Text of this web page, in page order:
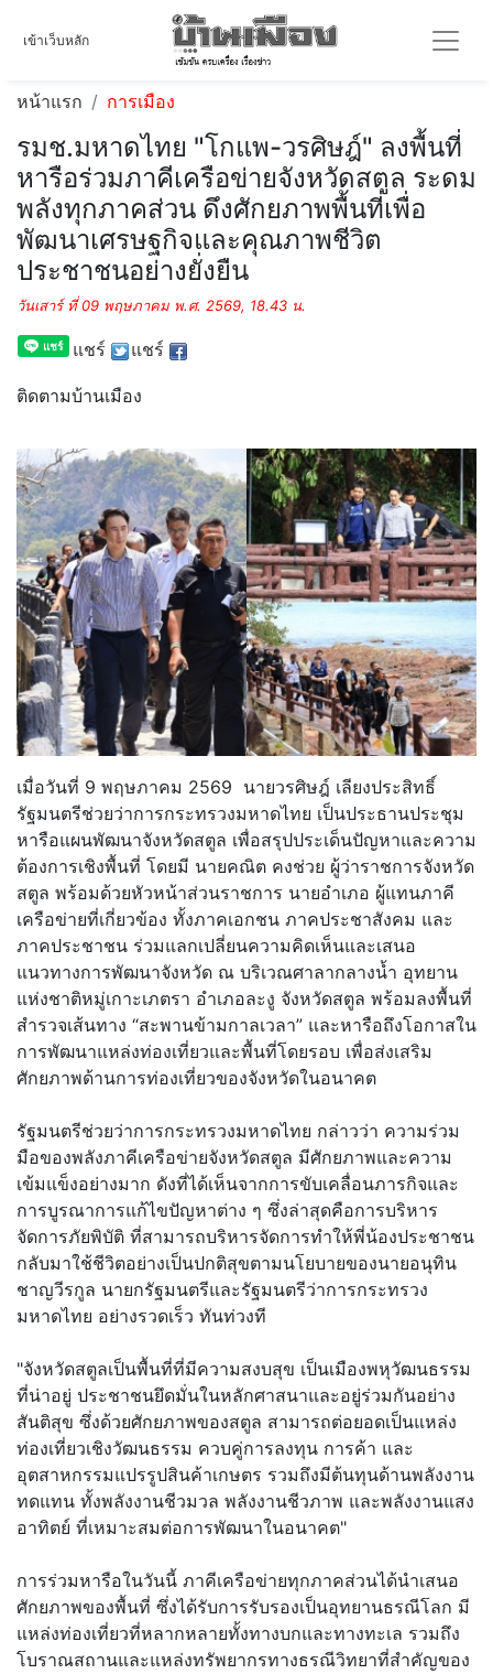
เข้าเว็บหลัก
หน้าแรก การเมือง
รมช.มหาดไทย "โกแพ-วรศิษฎ์" ลงพื้นที่
หารือร่วมภาคีเครือข่ายจังหวัดสตูล ระดม
พลังทุกภาคส่วน ดึงศักยภาพพื้นที่เพื่อ
พัฒนาเศรษฐกิจและคุณภาพชีวิต
ประชาชนอย่างยั่งยืน
วันเสาร์ ที่ 09 พฤษภาคม พ.ศ. 2569, 18.43 น.
แชร์ แชร์
ติดตามบ้านเมือง
เมื่อวันที่ 9 พฤษภาคม 2569 นายวรศิษฎ์ เลียงประสิทธิ์
รัฐมนตรีช่วยว่าการกระทรวงมหาดไทย เป็นประธานประชุม
หารือแผนพัฒนาจังหวัดสตูล เพื่อสรุปประเด็นปัญหาและความ
ต้องการเชิงพื้นที่ โดยมี นายคณิต คงช่วย ผู้ว่าราชการจังหวัด
สตูล พร้อมด้วยหัวหน้าส่วนราชการ นายอำเภอ ผู้แทนภาคี
เครือข่ายที่เกี่ยวข้อง ทั้งภาคเอกชน ภาคประชาสังคม และ
ภาคประชาชน ร่วมแลกเปลี่ยนความคิดเห็นและเสนอ
แนวทางการพัฒนาจังหวัด ณ บริเวณศาลากลางน้ำ อุทยาน
แห่งชาติหมู่เกาะเภตรา อำเภอละงู จังหวัดสตูล พร้อมลงพื้นที่
สำรวจเส้นทาง “สะพานข้ามกาลเวลา” และหารือถึงโอกาสใน
การพัฒนาแหล่งท่องเที่ยวและพื้นที่โดยรอบ เพื่อส่งเสริม
ศักยภาพด้านการท่องเที่ยวของจังหวัดในอนาคต
รัฐมนตรีช่วยว่าการกระทรวงมหาดไทย กล่าวว่า ความร่วม
มือของพลังภาคีเครือข่ายจังหวัดสตูล มีศักยภาพและความ
เข้มแข็งอย่างมาก ดังที่ได้เห็นจากการขับเคลื่อนภารกิจและ
การบูรณาการแก้ไขปัญหาต่าง ๆ ซึ่งล่าสุดคือการบริหาร
จัดการภัยพิบัติ ที่สามารถบริหารจัดการทำให้พี่น้องประชาชน
กลับมาใช้ชีวิตอย่างเป็นปกติสุขตามนโยบายของนายอนุทิน
ชาญวีรกูล นายกรัฐมนตรีและรัฐมนตรีว่าการกระทรวง
มหาดไทย อย่างรวดเร็ว ทันท่วงที
"จังหวัดสตูลเป็นพื้นที่ที่มีความสงบสุข เป็นเมืองพหุวัฒนธรรม
ที่น่าอยู่ ประชาชนยึดมั่นในหลักศาสนาและอยู่ร่วมกันอย่าง
สันติสุข ซึ่งด้วยศักยภาพของสตูล สามารถต่อยอดเป็นแหล่ง
ท่องเที่ยวเชิงวัฒนธรรม ควบคู่การลงทุน การค้า และ
อุตสาหกรรมแปรรูปสินค้าเกษตร รวมถึงมีต้นทุนด้านพลังงาน
ทดแทน ทั้งพลังงานชีวมวล พลังงานชีวภาพ และพลังงานแสง
อาทิตย์ ที่เหมาะสมต่อการพัฒนาในอนาคต"
การร่วมหารือในวันนี้ ภาคีเครือข่ายทุกภาคส่วนได้นำเสนอ
ศักยภาพของพื้นที่ ซึ่งได้รับการรับรองเป็นอุทยานธรณีโลก มี
แหล่งท่องเที่ยวที่หลากหลายทั้งทางบกและทางทะเล รวมถึง
โบราณสถานและแหล่งทรัพยากรทางธรณีวิทยาที่สำคัญของ